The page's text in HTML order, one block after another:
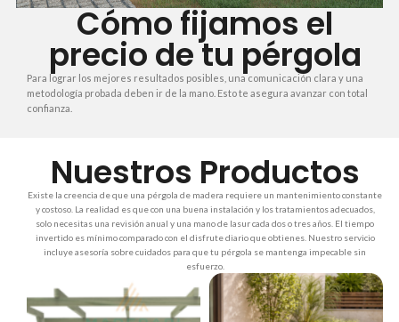
Cómo fijamos el
precio de tu pérgola
Para lograr los mejores resultados posibles, una comunicación clara y una
metodología probada deben ir de la mano. Esto te asegura avanzar con total
confianza.
Nuestros Productos
Existe la creencia de que una pérgola de madera requiere un mantenimiento constante
y costoso. La realidad es que con una buena instalación y los tratamientos adecuados,
solo necesitas una revisión anual y una mano de lasur cada dos o tres años. El tiempo
invertido es mínimo comparado con el disfrute diario que obtienes. Nuestro servicio
incluye asesoría sobre cuidados para que tu pérgola se mantenga impecable sin
esfuerzo.